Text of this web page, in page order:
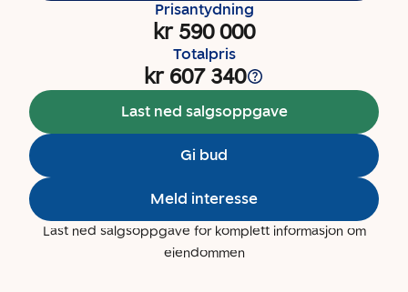
Prisantydning
kr 590 000
Totalpris
kr 607 340
Last ned salgsoppgave
Gi bud
Meld interesse
Last ned salgsoppgave for komplett informasjon om
eiendommen